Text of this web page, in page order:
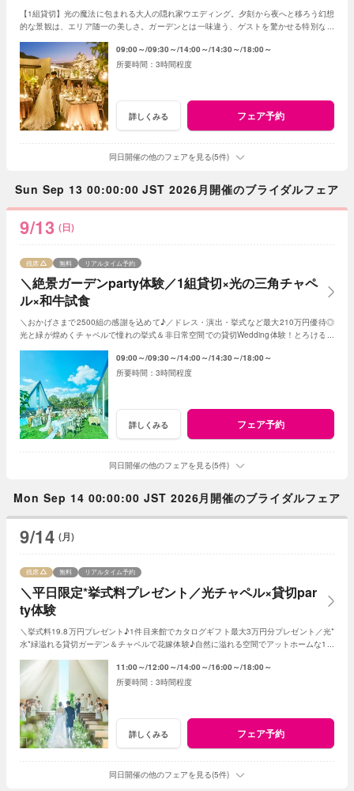
【1組貸切】光の魔法に包まれる大人の隠れ家ウエディング。夕刻から夜へと移ろう幻想
的な景観は、エリア随一の美しさ。ガーデンとは一味違う、ゲストを驚かせる特別な光
09:00～ 09:30～ 14:00～ 14:30～ 18:00～
3時間程度
詳しくみる フェア予約
同日開催の他のフェアを見る(5件)
Sun Sep 13 00:00:00 JST 2026月開催のブライダルフェア
9/13 (日)
＼絶景ガーデンparty体験／1組貸切×光の三角チャペ
ル×和牛試食
残席 無料 リアルタイム予約
＼おかげさまで2500組の感謝を込めて♪／ドレス・演出・挙式など最大210万円優待◎
光と緑が煌めくチャペルで憧れの挙式＆非日常空間での貸切Wedding体験！とろける和
09:00～ 09:30～ 14:00～ 14:30～ 18:00～
3時間程度
詳しくみる フェア予約
同日開催の他のフェアを見る(5件)
Mon Sep 14 00:00:00 JST 2026月開催のブライダルフェア
9/14 (月)
＼平日限定*挙式料プレゼント／光チャペル×貸切par
ty体験
残席 無料 リアルタイム予約
＼挙式料19.8万円プレゼント♪1件目来館でカタログギフト最大3万円分プレゼント／光*
水*緑溢れる貸切ガーデン＆チャペルで花嫁体験♪自然に溢れる空間でアットホームな1日
11:00～ 12:00～ 14:00～ 16:00～ 18:00～
3時間程度
詳しくみる フェア予約
同日開催の他のフェアを見る(5件)